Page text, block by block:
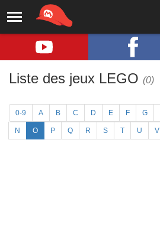
Liste des jeux LEGO (0)
0-9 A B C D E F G
N O P Q R S T U V